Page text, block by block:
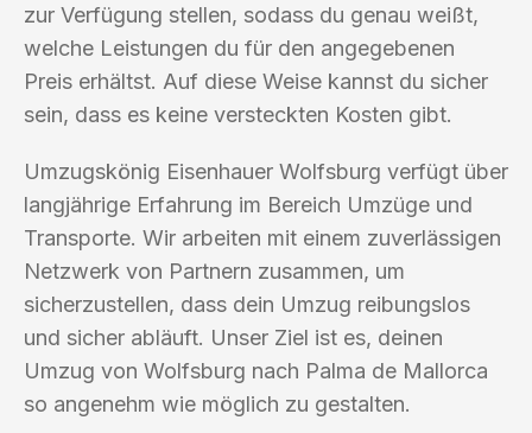
zur Verfügung stellen, sodass du genau weißt,
welche Leistungen du für den angegebenen
Preis erhältst. Auf diese Weise kannst du sicher
sein, dass es keine versteckten Kosten gibt.
Umzugskönig Eisenhauer Wolfsburg verfügt über
langjährige Erfahrung im Bereich Umzüge und
Transporte. Wir arbeiten mit einem zuverlässigen
Netzwerk von Partnern zusammen, um
sicherzustellen, dass dein Umzug reibungslos
und sicher abläuft. Unser Ziel ist es, deinen
Umzug von Wolfsburg nach Palma de Mallorca
so angenehm wie möglich zu gestalten.